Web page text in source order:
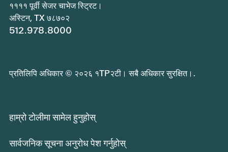
११११ पूर्वी सेजर चाभेज स्ट्रिट।
अस्टिन, TX ७८७०२
512.978.8000
प्रतिलिपि अधिकार © २०२६ १TP२टी। सबै अधिकार सुरक्षित।.
हाम्रो टोलीमा सामेल हुनुहोस्
सार्वजनिक सूचना अनुरोध पेश गर्नुहोस्